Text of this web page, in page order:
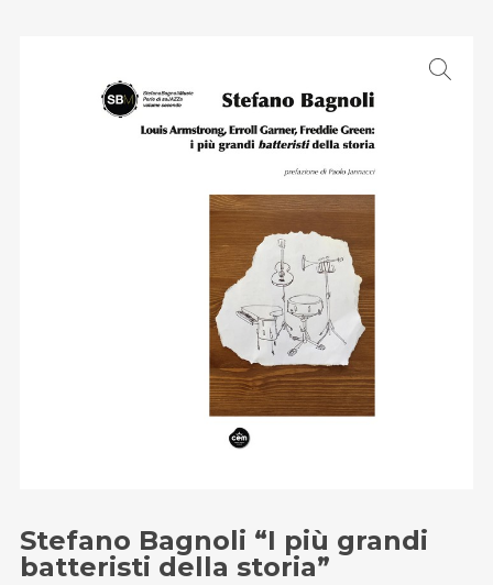
stefano.bertolotti@ultrasoundrecords.eu
Cellulare :
335 6835448
Seguici sui nostri Social
Stefano Bagnoli “I più grandi
batteristi della storia”